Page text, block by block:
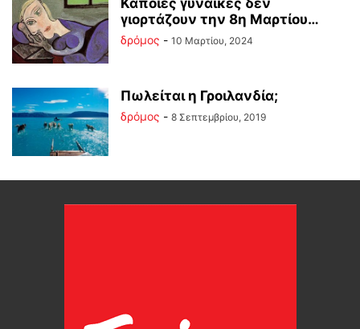
Κάποιες γυναίκες δεν
γιορτάζουν την 8η Μαρτίου…
δρόμος - 10 Μαρτίου, 2024
Πωλείται η Γροιλανδία;
δρόμος - 8 Σεπτεμβρίου, 2019